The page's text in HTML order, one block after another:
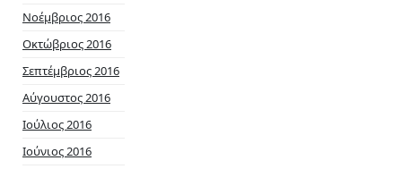
Νοέμβριος 2016
Οκτώβριος 2016
Σεπτέμβριος 2016
Αύγουστος 2016
Ιούλιος 2016
Ιούνιος 2016